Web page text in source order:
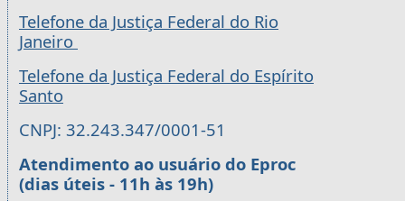
Telefone da Justiça Federal do Rio
Janeiro
Telefone da Justiça Federal do Espírito
Santo
CNPJ: 32.243.347/0001-51
Atendimento ao usuário do Eproc
(dias úteis - 11h às 19h)